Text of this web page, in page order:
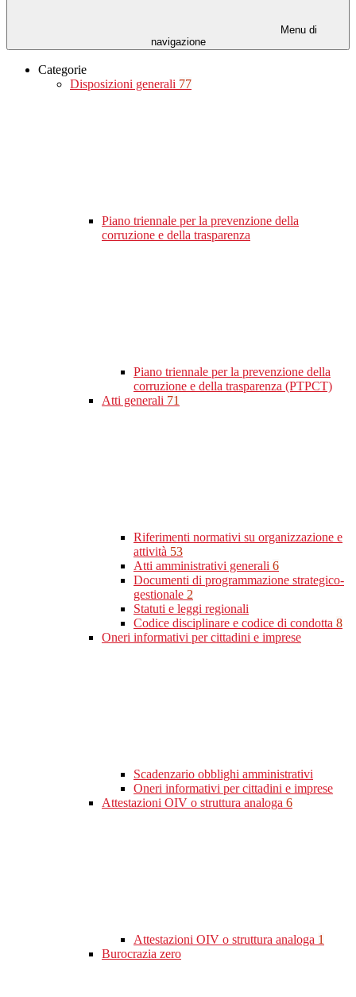
Menu di
navigazione
Categorie
Disposizioni generali 77
Piano triennale per la prevenzione della
corruzione e della trasparenza
Piano triennale per la prevenzione della
corruzione e della trasparenza (PTPCT)
Atti generali 71
Riferimenti normativi su organizzazione e
attività 53
Atti amministrativi generali 6
Documenti di programmazione strategico-
gestionale 2
Statuti e leggi regionali
Codice disciplinare e codice di condotta 8
Oneri informativi per cittadini e imprese
Scadenzario obblighi amministrativi
Oneri informativi per cittadini e imprese
Attestazioni OIV o struttura analoga 6
Attestazioni OIV o struttura analoga 1
Burocrazia zero